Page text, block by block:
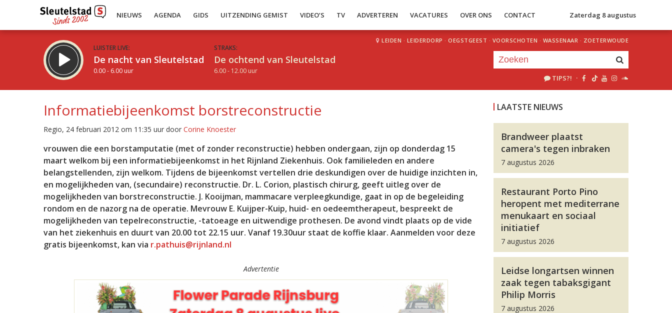
NIEUWS AGENDA GIDS UITZENDING GEMIST VIDEO’S TV ADVERTEREN VACATURES OVER ONS CONTACT Zaterdag 8 augustus
LUISTER LIVE:
De nacht van Sleutelstad
0.00 - 6.00 uur
STRAKS:
De ochtend van Sleutelstad
6.00 - 12.00 uur
LEIDEN · LEIDERDORP · OEGSTGEEST · VOORSCHOTEN · WASSENAAR · ZOETERWOUDE
TIPS?! ·
Informatiebijeenkomst borstreconstructie
Regio, 24 februari 2012 om 11:35 uur door Corine Knoester
vrouwen die een borstamputatie (met of zonder reconstructie) hebben ondergaan, zijn op donderdag 15
maart welkom bij een informatiebijeenkomst in het Rijnland Ziekenhuis. Ook familieleden en andere
belangstellenden, zijn welkom. Tijdens de bijeenkomst vertellen drie deskundigen over de huidige inzichten in,
en mogelijkheden van, (secundaire) reconstructie. Dr. L. Corion, plastisch chirurg, geeft uitleg over de
mogelijkheden van borstreconstructie. J. Kooijman, mammacare verpleegkundige, gaat in op de begeleiding
rondom en de nazorg na de operatie. Mevrouw E. Kuijper-Kuip, huid- en oedeemtherapeut, bespreekt de
mogelijkheden van tepelreconstructie, -tatoeage en uitwendige prothesen. De avond vindt plaats op de vide
van het ziekenhuis en duurt van 20.00 tot 22.15 uur. Vanaf 19.30uur staat de koffie klaar. Aanmelden voor deze
gratis bijeenkomst, kan via r.pathuis@rijnland.nl
Advertentie
LAATSTE NIEUWS
Brandweer plaatst
camera's tegen inbraken
7 augustus 2026
Restaurant Porto Pino
heropent met mediterrane
menukaart en sociaal
initiatief
7 augustus 2026
Leidse longartsen winnen
zaak tegen tabaksgigant
Philip Morris
7 augustus 2026